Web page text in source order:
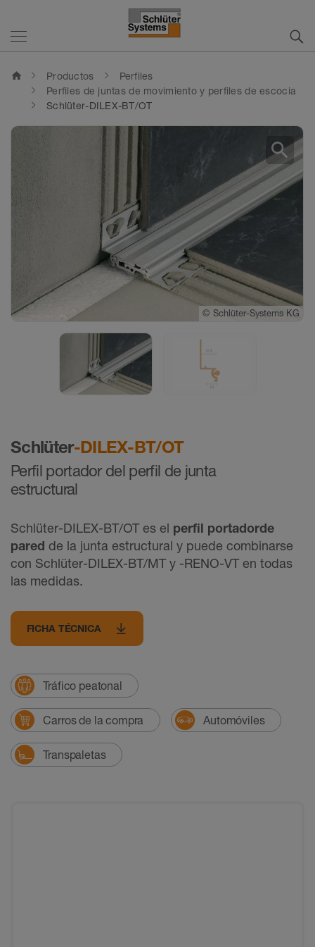
home Productos
Perfiles
Perfiles de juntas de movimiento y perfiles de escocia
Schlüter-DILEX-BT/OT
Schlüter-DILEX-BT/OT
Perfil portador del perfil de junta
estructural
Schlüter-DILEX-BT/OT es el perﬁl portadorde
pared de la junta estructural y puede combinarse
con Schlüter-DILEX-BT/MT y -RENO-VT en todas
las medidas.
FICHA TÉCNICA
Tráfico peatonal
Carros de la compra Automóviles
Transpaletas
© Schlüter-Systems KG
© Schlüter-Systems KG
search